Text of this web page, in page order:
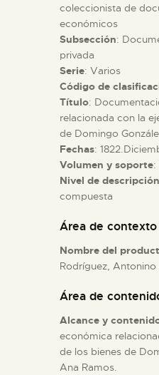
EL MUSEO
COLECCIONES
DIDÁCTICA
ESPAÑOL
coleccionista de
económicos
Subsección:
privada
Serie: Varios
Código de
Título:
relacionada con la
de Domingo
Fechas:
Volumen y soporte:
Nivel de descripción
compuesta
Área de contexto
Nombre del
Rodríguez,
Área de
Alcance y
económica
de los bienes de
Ana Ramos.